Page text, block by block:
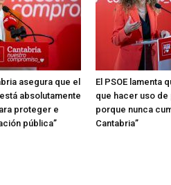
asegura que el
absolutamente
proteger e
pública”
El PSOE lamenta
que hacer uso
porque nunca
Cantabria”